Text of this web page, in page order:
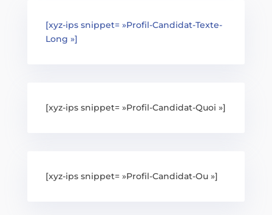
[xyz-ips snippet= »Profil-Candidat-Texte-
Long »]
[xyz-ips snippet= »Profil-Candidat-Quoi »]
[xyz-ips snippet= »Profil-Candidat-Ou »]